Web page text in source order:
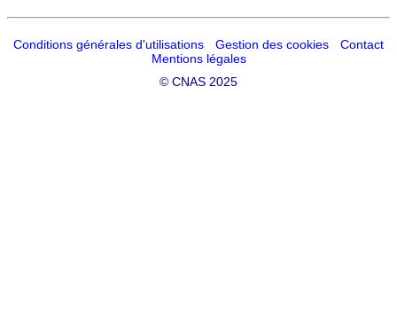
Conditions générales d'utilisations Gestion des cookies
Contact
Mentions légales
© CNAS 2025